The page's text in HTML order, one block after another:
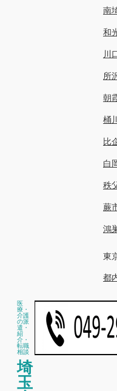
南
和
川
所
朝
桶
比
白
秩
蕨
鴻
東
都
医
療・
介護
の派
遣・
紹
介・
転職
相談
埼
玉